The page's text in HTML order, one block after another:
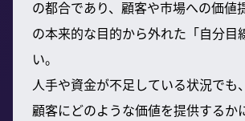
の都合であり、顧客や市場への価値
の本来的な目的から外れた「自分目
い。
人手や資金が不足している状況でも
顧客にどのような価値を提供するか